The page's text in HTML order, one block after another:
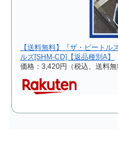
【送料無料】『ザ・ビート
ルズ[SHM-CD]【返品種別A】
価格：3,420円（税込、送料